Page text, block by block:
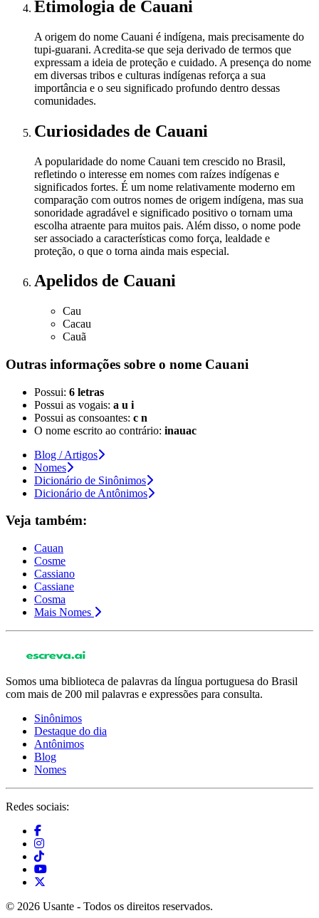
Etimologia de Cauani
A origem do nome Cauani é indígena, mais precisamente do
tupi-guarani. Acredita-se que seja derivado de termos que
expressam a ideia de proteção e cuidado. A presença do nome
em diversas tribos e culturas indígenas reforça a sua
importância e o seu significado profundo dentro dessas
comunidades.
Curiosidades de Cauani
A popularidade do nome Cauani tem crescido no Brasil,
refletindo o interesse em nomes com raízes indígenas e
significados fortes. É um nome relativamente moderno em
comparação com outros nomes de origem indígena, mas sua
sonoridade agradável e significado positivo o tornam uma
escolha atraente para muitos pais. Além disso, o nome pode
ser associado a características como força, lealdade e
proteção, o que o torna ainda mais especial.
Apelidos de Cauani
Cau
Cacau
Cauã
Outras informações sobre o nome Cauani
Possui: 6 letras
Possui as vogais: a u i
Possui as consoantes: c n
O nome escrito ao contrário: inauac
Blog / Artigos
Nomes
Dicionário de Sinônimos
Dicionário de Antônimos
Veja também:
Cauan
Cosme
Cassiano
Cassiane
Cosma
Mais Nomes
Somos uma biblioteca de palavras da língua portuguesa do Brasil
com mais de 200 mil palavras e expressões para consulta.
Sinônimos
Destaque do dia
Antônimos
Blog
Nomes
Redes sociais:
© 2026 Usante - Todos os direitos reservados.